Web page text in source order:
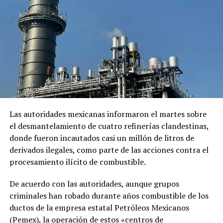
Papa León XIV visitará Perú
en noviembre
18 junio, 2026
En «Internacionales»
El Vaticano anuncia primer
nombramiento de un obispo
chino bajo el pontificado de
León XIV
12 junio, 2025
En «Internacionales»
El papa León XIV visitaría
Perú en noviembre, informa
el gobierno
En «Internacionales»
RELATED TOPICS: AFP BENEDICTO XVI
CATOLICISMO
en 2025 a más de 11 años de cárcel por esos actos, una
sentencia que el Gobierno mexicano considera ilegal.
El comunicado emitido por las cancillerías no ofreció
mayores detalles sobre el acuerdo para restablecer las
relaciones diplomáticas.
Sheinbaum también indicó que Chávez viajó a México en
un avión militar y calificó la entrega del salvoconducto
como «una acción de buena voluntad» de la presidenta
Keiko Fujimori.
Comparte esto:
Me gusta esto:
Las autoridades mexicanas informaron el martes sobre
el desmantelamiento de cuatro refinerías clandestinas,
donde fueron incautados casi un millón de litros de
derivados ilegales, como parte de las acciones contra el
procesamiento ilícito de combustible.
De acuerdo con las autoridades, aunque grupos
criminales han robado durante años combustible de los
ductos de la empresa estatal Petróleos Mexicanos
(Pemex), la operación de estos «centros de